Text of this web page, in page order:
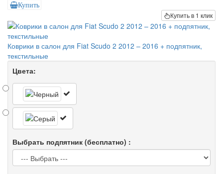
Купить
Купить в 1 клик
Коврики в салон для Fiat Scudo 2 2012 – 2016 + подпятник,
текстильные
Цвета:
Выбрать подпятник (бесплатно) :